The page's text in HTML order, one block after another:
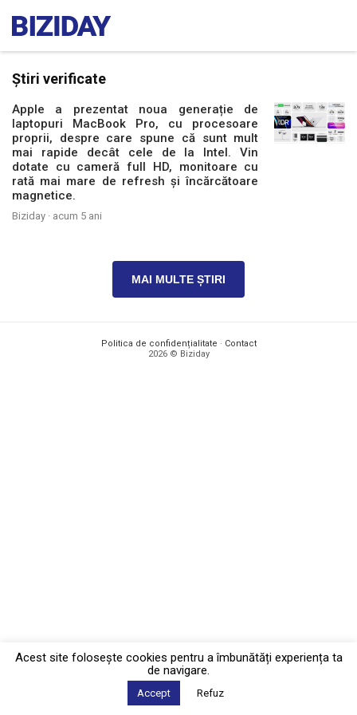
Știri verificate
Apple a prezentat noua generație de
laptopuri MacBook Pro, cu procesoare
proprii, despre care spune că sunt mult
mai rapide decât cele de la Intel. Vin
dotate cu cameră full HD, monitoare cu
rată mai mare de refresh și încărcătoare
magnetice.
Biziday · acum 5 ani
MAI MULTE ȘTIRI
Politica de confidențialitate · Contact
2026 © Biziday
Acest site foloseşte cookies pentru a îmbunătăți experiența ta
de navigare.
Accept Refuz